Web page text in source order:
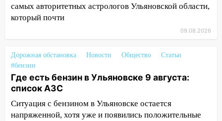
05:05 День, когда всё может
измениться: гороскоп на 9 августа —
три знака получат шанс, который нельзя
08.08.2026
20:10 Во время урагана в Ульяновске на
Волге перевернулась лодка
19:55 В Ульяновске упавшее дерево
заблокировало в машине двух женщин
самых авторитетных астрологов Ульяновской области,
который почти
09.08.2026
Дорожная обстановка Новости Общество
Статьи
#бензин
Где есть бензин в Ульяновске 9 августа:
список АЗС
Ситуация с бензином в Ульяновске остается
напряженной, хотя уже и появились положительные